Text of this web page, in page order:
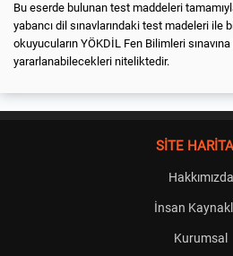
Bu eserde bulunan test maddeleri
yabancı dil sınavlarındaki test madeleri ile
okuyucuların YÖKDİL Fen Bilimleri
yararlanabilecekleri niteliktedir.
SİTE
Hakkımızda
İnsan
Kurumsal